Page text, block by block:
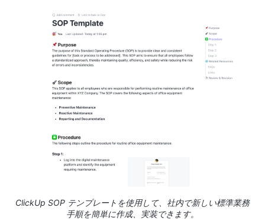
ClickUp SOP テンプレートを使用して、社内で新しい標準業務
手順を簡単に作成、実装できます。